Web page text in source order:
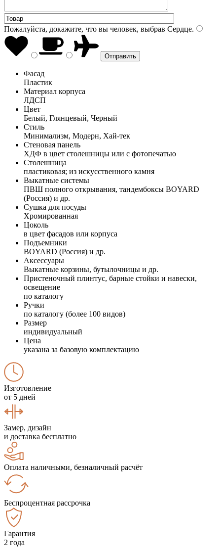
Пожалуйста, докажите, что вы человек, выбрав Сердце.
Фасад
Пластик
Материал корпуса
ЛДСП
Цвет
Белый, Глянцевый, Черный
Стиль
Минимализм, Модерн, Хай-тек
Стеновая панель
ХДФ в цвет столешницы или с фотопечатью
Столешница
пластиковая; из искусственного камня
Выкатные системы
ПВШ полного открывания, тандембоксы BOYARD
(Россия) и др.
Сушка для посуды
Хромированная
Цоколь
в цвет фасадов или корпуса
Подъемники
BOYARD (Россия) и др.
Аксессуары
Выкатные корзины, бутылочницы и др.
Пристеночный плинтус, барные стойки и навески,
освещение
по каталогу
Ручки
по каталогу (более 100 видов)
Размер
индивидуальный
Цена
указана за базовую комплектацию
Изготовление
от 5 дней
Замер, дизайн
и доставка бесплатно
Оплата наличными, безналичный расчёт
Беспроцентная рассрочка
Гарантия
2 года